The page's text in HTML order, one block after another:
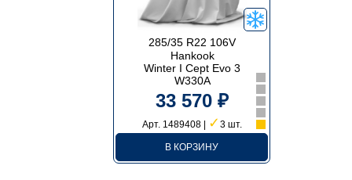
285/35 R22 106V
Hankook
Winter I Cept Evo 3
W330A
33 570 ₽
Арт. 1489408 | ✓ 3 шт.
В КОРЗИНУ